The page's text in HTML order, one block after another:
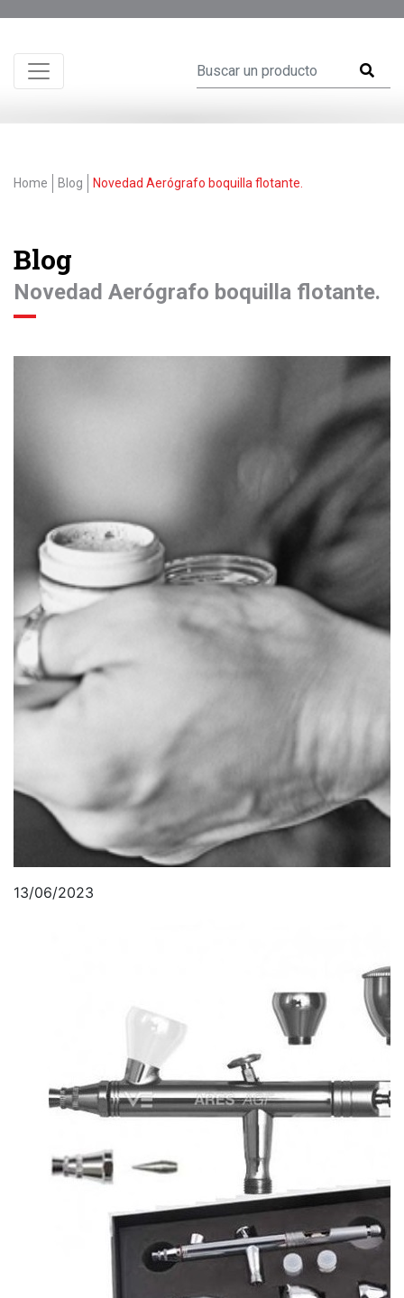
Home Blog Novedad Aerógrafo boquilla flotante.
Blog
Novedad Aerógrafo boquilla flotante.
13/06/2023